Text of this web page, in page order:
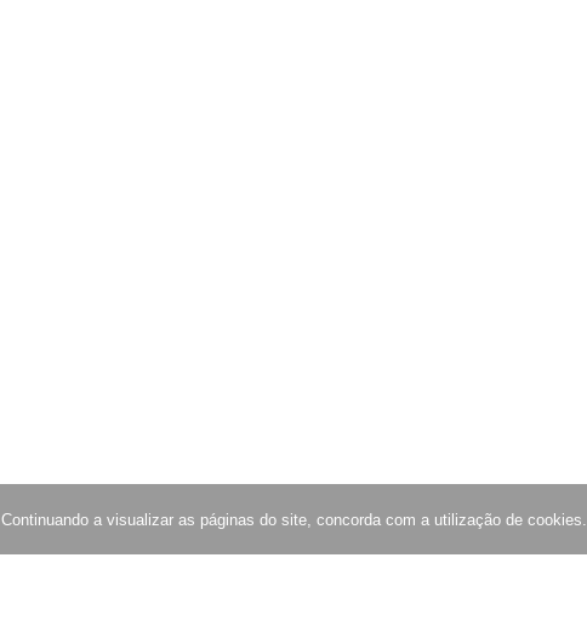
a visualizar as páginas do site, concorda com a utilização de cookies.